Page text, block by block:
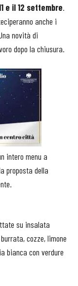
e il 12 settembre.
anche i
novità di
dopo la chiusura.
intero menu a
proposta della
su insalata
cozze, limone
bianca con verdure